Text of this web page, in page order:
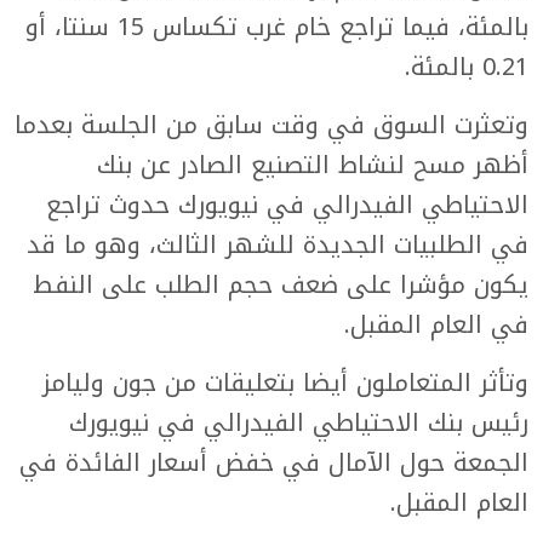
بالمئة، فيما تراجع خام غرب تكساس 15 سنتا، أو
0.21 بالمئة.
وتعثرت السوق في وقت سابق من الجلسة بعدما
أظهر مسح لنشاط التصنيع الصادر عن بنك
الاحتياطي الفيدرالي في نيويورك حدوث تراجع
في الطلبيات الجديدة للشهر الثالث، وهو ما قد
يكون مؤشرا على ضعف حجم الطلب على النفط
في العام المقبل.
وتأثر المتعاملون أيضا بتعليقات من جون وليامز
رئيس بنك الاحتياطي الفيدرالي في نيويورك
الجمعة حول الآمال في خفض أسعار الفائدة في
العام المقبل.